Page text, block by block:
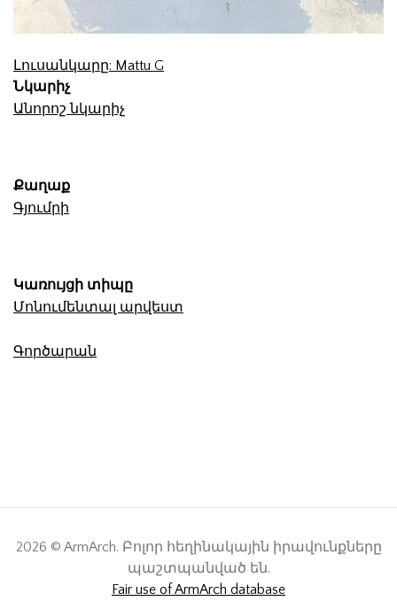
Լուսանկարը: Mattu G
Նկարիչ
Անորոշ նկարիչ
Քաղաք
Գյումրի
Կառույցի տիպը
Մոնումենտալ արվեստ
Գործարան
2026 © ArmArch. Բոլոր հեղինակային իրավունքները
պաշտպանված են.
Fair use of ArmArch database